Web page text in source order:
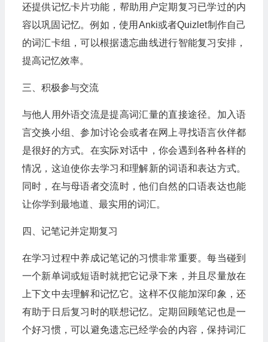
还提供记忆卡片功能，帮助用户定期复习已学过的内
容以巩固记忆。例如，使用Anki或者Quizlet制作自己
的词汇卡组，可以根据遗忘曲线进行智能复习安排，
提高记忆效率。
三、积极参与交流
与他人用外语交流是提高词汇量的直接途径。加入语
言交换小组、参加讨论会或者在网上寻找语言伙伴都
是很好的方式。在实际对话中，你会遇到各种各样的
情况，这迫使你去学习和理解新的词语和表达方式。
同时，在与母语者交流时，他们自然的口语表达也能
让你学到最地道、最实用的词汇。
四、记笔记并定期复习
在学习过程中养成记笔记的习惯非常重要。每当碰到
一个新单词或短语时就把它记录下来，并且尽量放在
上下文中去理解和记忆它。这样不仅能加深印象，还
有助于日后复习时的联想记忆。定期回顾笔记也是一
个好习惯，可以避免遗忘已经学会的内容，保持词汇